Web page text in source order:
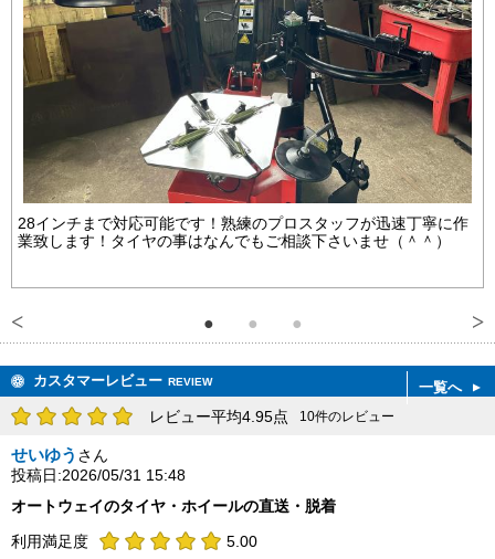
28インチまで対応可能です！熟練のプロスタッフが迅速丁寧に作
業致します！タイヤの事はなんでもご相談下さいませ（＾＾）
カスタマーレビュー REVIEW 一覧へ
レビュー平均4.95点 10件のレビュー
せいゆう さん
投稿日:2026/05/31 15:48
オートウェイのタイヤ・ホイールの直送・脱着
利用満足度
5.00